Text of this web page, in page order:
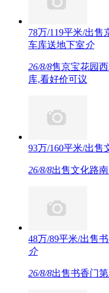
78万/119平米/出
车库送地下室介
26/8/8售京宝花园
库,看好价可议
93万/160平米/出售
26/8/8出售文化路
48万/89平米/出售
介
26/8/8出售书香门